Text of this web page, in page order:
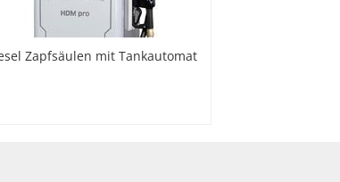
Zapfsäulen mit Tankautomat